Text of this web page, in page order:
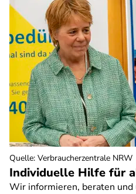
Individuelle Hilfe für
Wir informieren, beraten
Quelle: Verbraucherzentrale NRW